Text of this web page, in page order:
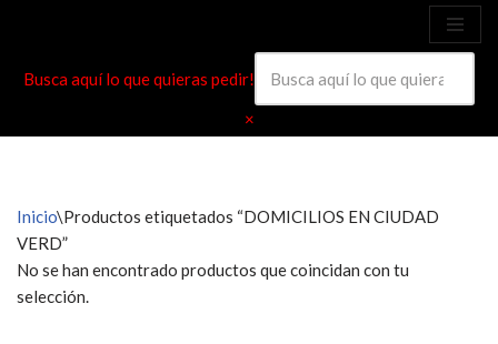
al
Busca aquí lo que quieras pedir!
×
Inicio\Productos etiquetados “DOMICILIOS EN CIUDAD
VERD”
No se han encontrado productos que coincidan con tu
selección.
COMPRAR